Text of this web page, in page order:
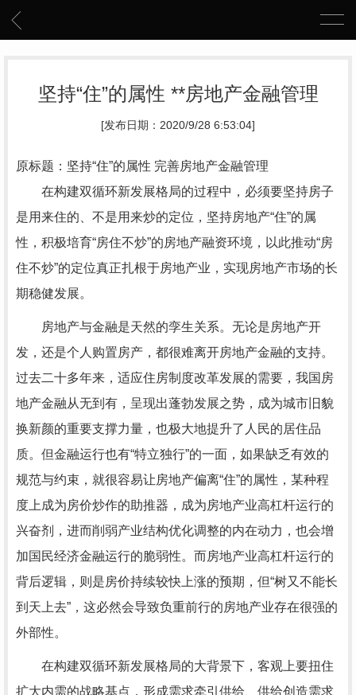
坚持“住”的属性 **房地产金融管理
[发布日期：2020/9/28 6:53:04]
原标题：坚持“住”的属性 完善房地产金融管理
在构建双循环新发展格局的过程中，必须要坚持房子
是用来住的、不是用来炒的定位，坚持房地产“住”的属
性，积极培育“房住不炒”的房地产融资环境，以此推动“房
住不炒”的定位真正扎根于房地产业，实现房地产市场的长
期稳健发展。
房地产与金融是天然的孪生关系。无论是房地产开
发，还是个人购置房产，都很难离开房地产金融的支持。
过去二十多年来，适应住房制度改革发展的需要，我国房
地产金融从无到有，呈现出蓬勃发展之势，成为城市旧貌
换新颜的重要支撑力量，也极大地提升了人民的居住品
质。但金融运行也有“特立独行”的一面，如果缺乏有效的
规范与约束，就很容易让房地产偏离“住”的属性，某种程
度上成为房价炒作的助推器，成为房地产业高杠杆运行的
兴奋剂，进而削弱产业结构优化调整的内在动力，也会增
加国民经济金融运行的脆弱性。而房地产业高杠杆运行的
背后逻辑，则是房价持续较快上涨的预期，但“树又不能长
到天上去”，这必然会导致负重前行的房地产业存在很强的
外部性。
在构建双循环新发展格局的大背景下，客观上要扭住
扩大内需的战略基点，形成需求牵引供给、供给创造需求